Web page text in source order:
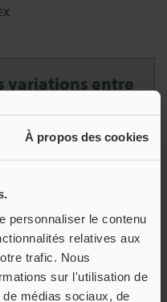
À propos des cookies
personnaliser le contenu
relatives aux
trafic. Nous
sur l'utilisation de
médias sociaux, de
variations entre
dimensionnelle par
le catalogue